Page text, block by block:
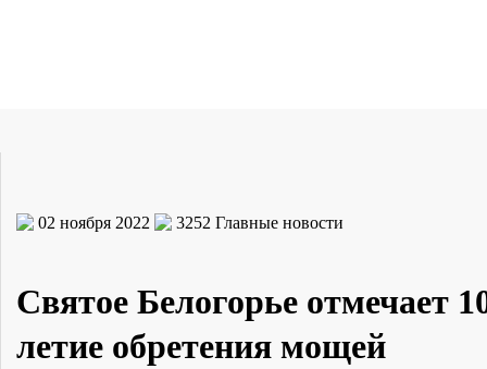
02 ноября 2022 3252 Главные новости
Святое Белогорье отмечает
летие обретения мощей